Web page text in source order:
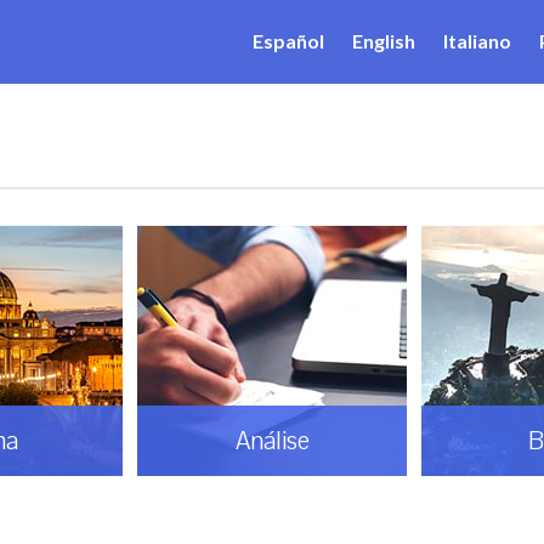
Español English Italiano
Análise